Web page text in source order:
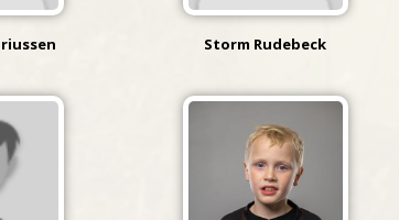
Storm Rudebeck